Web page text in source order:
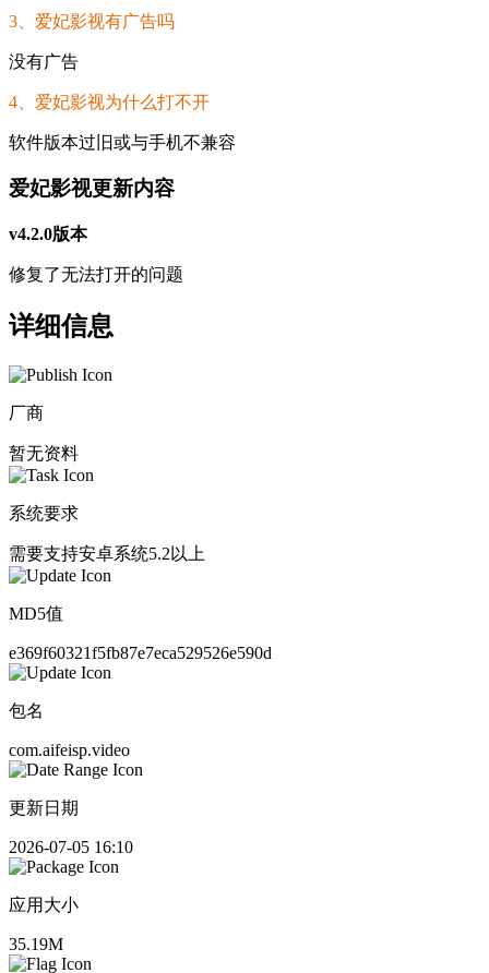
3、爱妃影视有广告吗
没有广告
4、爱妃影视为什么打不开
软件版本过旧或与手机不兼容
爱妃影视更新内容
v4.2.0版本
修复了无法打开的问题
详细信息
厂商
暂无资料
系统要求
需要支持安卓系统5.2以上
MD5值
e369f60321f5fb87e7eca529526e590d
包名
com.aifeisp.video
更新日期
2026-07-05 16:10
应用大小
35.19M